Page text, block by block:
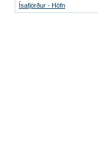
Ísafjörður - Höfn